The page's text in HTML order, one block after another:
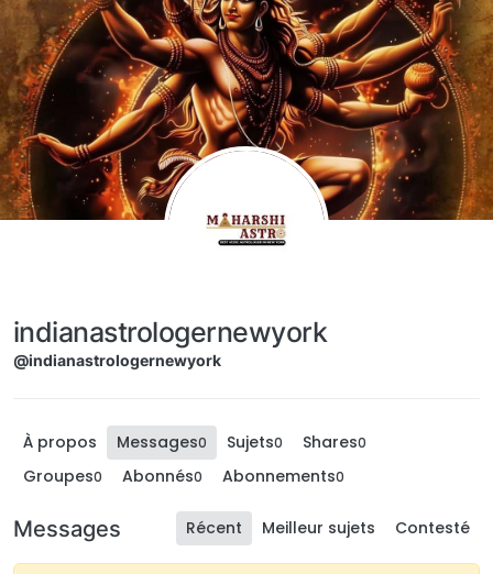
Aller directement au contenu
indianastrologernewyork
@indianastrologernewyork
À propos Messages0 Sujets0 Shares0
Groupes0 Abonnés0 Abonnements0
Messages Récent Meilleur sujets Contesté